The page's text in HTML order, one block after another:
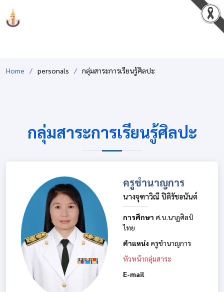
Home personals กลุ่มสาระการเรียนรู้ศิลปะ
กลุ่มสาระการเรียนรู้ศิลปะ
ครูชำนาญการ
นางจุฑาวิณี ปิติรัชอนันต์
การศึกษา ศ.บ.นาฏศิลป์
ไทย
ตำแหน่ง ครูชำนาญการ
หัวหน้ากลุ่มสาระ
E-mail